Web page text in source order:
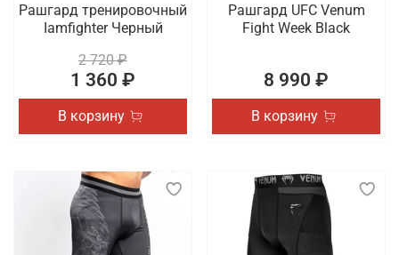
Рашгард тренировочный
Iamfighter Черный
2 720 ₽
1 360 ₽
В корзину
Рашгард UFC Venum
Fight Week Black
8 990 ₽
В корзину